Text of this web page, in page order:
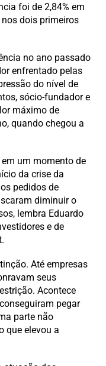
foi de 2,84% em
nos dois primeiros
no ano passado
enfrentado pelas
do nível de
sócio-fundador e
máximo de
quando chegou a
um momento de
da crise da
pedidos de
diminuir o
lembra Eduardo
e de
Até empresas
seus
Acontece
pegar
parte não
que elevou a